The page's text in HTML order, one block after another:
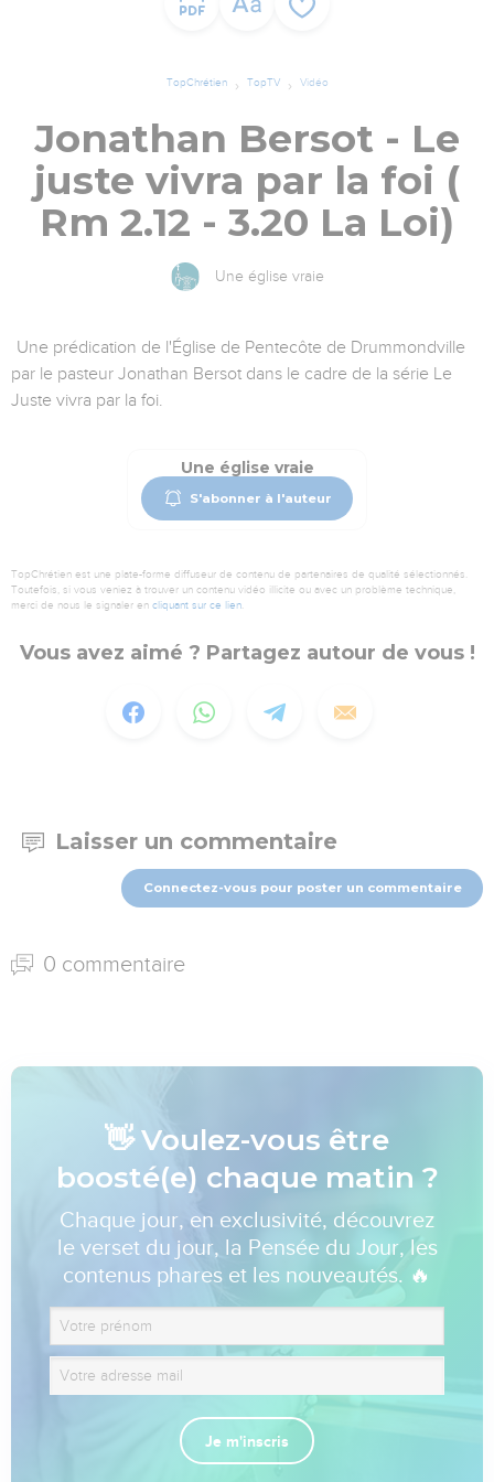
TopChrétien TopTV Vidéo
Jonathan Bersot - Le
juste vivra par la foi (
Rm 2.12 - 3.20 La Loi)
Une église vraie
Une prédication de l'Église de Pentecôte de Drummondville
par le pasteur Jonathan Bersot dans le cadre de la série Le
Juste vivra par la foi.
Une église vraie
S'abonner à l'auteur
TopChrétien est une plate-forme diffuseur de contenu de partenaires de qualité sélectionnés.
Toutefois, si vous veniez à trouver un contenu vidéo illicite ou avec un problème technique,
merci de nous le signaler en cliquant sur ce lien.
Vous avez aimé ? Partagez autour de vous !
Laisser un commentaire
Connectez-vous pour poster un commentaire
0 commentaire
👋 Voulez-vous être
boosté(e) chaque matin ?
Chaque jour, en exclusivité, découvrez
le verset du jour, la Pensée du Jour, les
contenus phares et les nouveautés. 🔥
Je m'inscris